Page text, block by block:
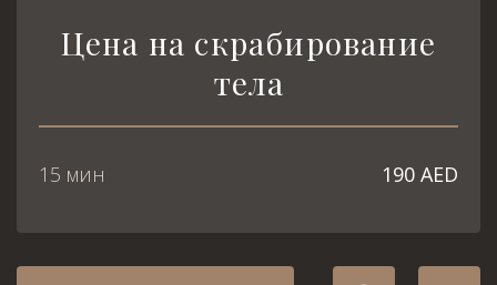
Цена на скрабирование
тела
15 мин 190 AED